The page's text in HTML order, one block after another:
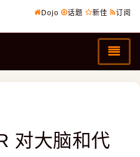
Dojo 话题 新佳 订阅
对大脑和代